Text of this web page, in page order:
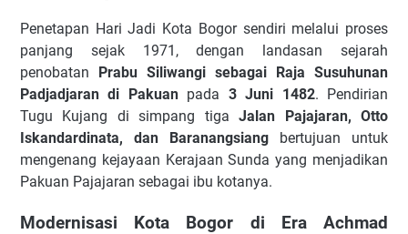
Penetapan Hari Jadi Kota Bogor sendiri melalui proses
panjang sejak 1971, dengan landasan sejarah
penobatan Prabu Siliwangi sebagai Raja Susuhunan
Padjadjaran di Pakuanpada 3 Juni 1482. Pendirian
Tugu Kujang di simpang tigaJalan Pajajaran, Otto
Iskandardinata, dan Baranangsiang bertujuan untuk
mengenang kejayaan Kerajaan Sunda yang menjadikan
Pakuan Pajajaran sebagai ibu kotanya.
Modernisasi Kota Bogor di Era Achmad